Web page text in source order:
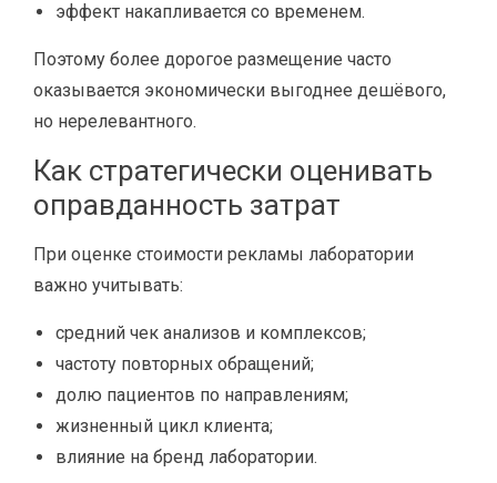
эффект накапливается со временем.
Поэтому более дорогое размещение часто
оказывается экономически выгоднее дешёвого,
но нерелевантного.
Как стратегически оценивать
оправданность затрат
При оценке стоимости рекламы лаборатории
важно учитывать:
средний чек анализов и комплексов;
частоту повторных обращений;
долю пациентов по направлениям;
жизненный цикл клиента;
влияние на бренд лаборатории.